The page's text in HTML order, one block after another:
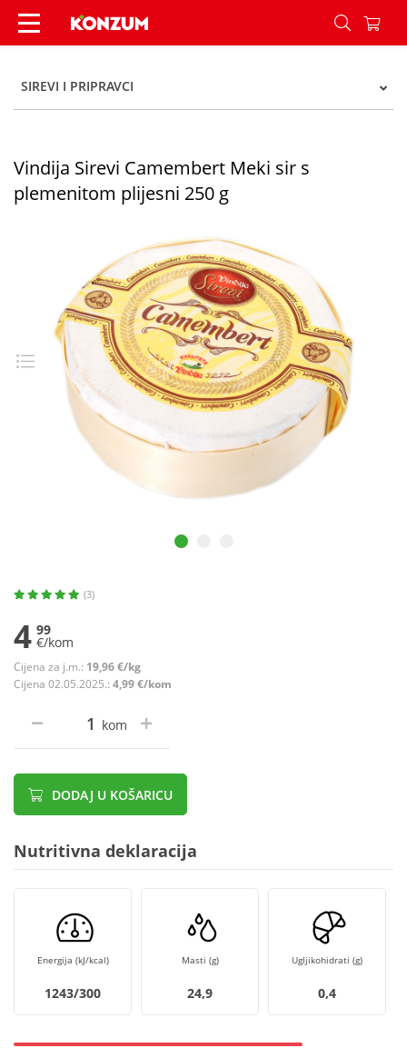
Vindija Sirevi Camembert Meki sir s plemenitom
SIREVI I PRIPRAVCI
Vindija Sirevi Camembert Meki sir s
plemenitom plijesni 250 g
(3)
4 99
€/kom
Cijena za j.m.: 19,96 €/kg
Cijena 02.05.2025.: 4,99 €/kom
kom
DODAJ U KOŠARICU
Nutritivna deklaracija
Energija (kJ/kcal)
1243/300
Masti (g)
24,9
Ugljikohidrati (g)
0,4